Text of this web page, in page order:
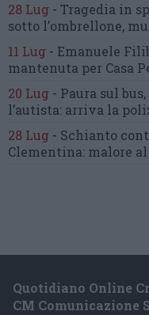
28 Lug - Tragedia in
sotto l’ombrellone,
11 Lug - Emanuele
mantenuta per Casa
20 Lug - Paura sul
l’autista: arriva la
28 Lug - Schianto
Clementina: malore
Quotidiano Online
CM Comunicazione